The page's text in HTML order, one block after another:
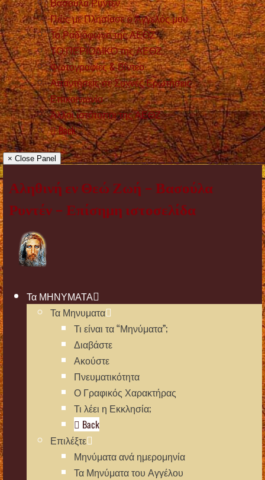
Πώς με Πλησίασε ο Άγγελός μου
Το Ραδιόφωνο της ΑΕΘΖ
ΤΟ ΠΕΡΙΟΔΙΚΟ της ΑΕΘΖ
Φωτογραφίες & Βίντεο
Απαντήσεις σε Συχνές Ερωτήσεις
Επικοινωνία
Άλλοι ιστότοποι της ΑΕΘΖ
Back
× Close Panel
Αληθινή εν Θεώ Ζωή – Βασούλα
Ρυντέν – Επίσημη ιστοσελίδα
Τα ΜΗΝΥΜΑΤΑ
Τα Μηνυματα
Τι είναι τα “Μηνύματα”;
Διαβάστε
Ακούστε
Πνευματικότητα
Ο Γραφικός Χαρακτήρας
Τι λέει η Εκκλησία;
Back
Επιλέξτε
Μηνύματα ανά ημερομηνία
Τα Μηνύματα του Αγγέλου